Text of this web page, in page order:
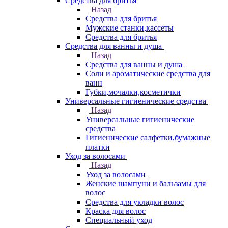
Назад
Средства для бритья
Мужские станки,кассеты
Средства для бритья
Средства для ванны и душа
Назад
Средства для ванны и душа
Соли и ароматические средства для
ванн
Губки,мочалки,косметички
Универсальные гигиенические средства
Назад
Универсальные гигиенические
средства
Гигиенические салфетки,бумажные
платки
Уход за волосами
Назад
Уход за волосами
Женские шампуни и бальзамы для
волос
Средства для укладки волос
Краска для волос
Специальный уход